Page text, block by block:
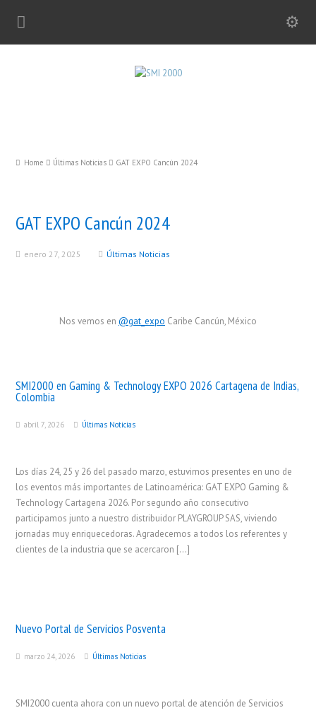
Home Últimas Noticias GAT EXPO Cancún 2024
GAT EXPO Cancún 2024
enero 27, 2025 Últimas Noticias
Nos vemos en @gat_expo Caribe Cancún, México
SMI2000 en Gaming & Technology EXPO 2026 Cartagena de Indias,
Colombia
abril 7, 2026 Últimas Noticias
Los días 24, 25 y 26 del pasado marzo, estuvimos presentes en uno de
los eventos más importantes de Latinoamérica: GAT EXPO Gaming &
Technology Cartagena 2026. Por segundo año consecutivo
participamos junto a nuestro distribuidor PLAYGROUP SAS, viviendo
jornadas muy enriquecedoras. Agradecemos a todos los referentes y
clientes de la industria que se acercaron […]
Nuevo Portal de Servicios Posventa
marzo 24, 2026 Últimas Noticias
SMI2000 cuenta ahora con un nuevo portal de atención de Servicios